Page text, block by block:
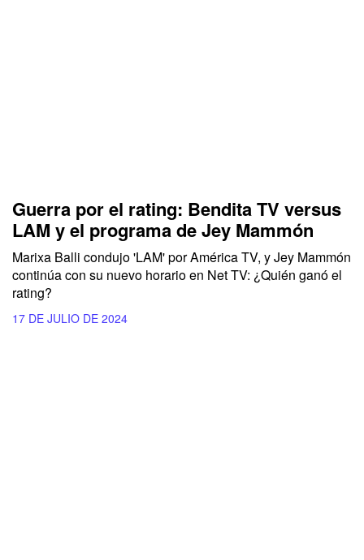
Guerra por el rating: Bendita TV versus
LAM y el programa de Jey Mammón
Marixa Balli condujo 'LAM' por América TV, y Jey Mammón
continúa con su nuevo horario en Net TV: ¿Quién ganó el
rating?
17 DE JULIO DE 2024